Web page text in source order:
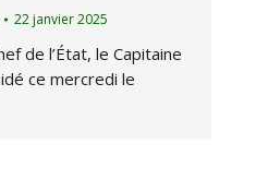
22 janvier 2025
de l’État, le Capitaine
ce mercredi le